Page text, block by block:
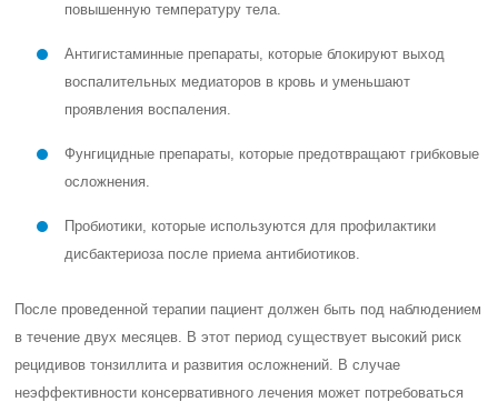
повышенную температуру тела.
Антигистаминные препараты, которые блокируют выход
воспалительных медиаторов в кровь и уменьшают
проявления воспаления.
Фунгицидные препараты, которые предотвращают грибковые
осложнения.
Пробиотики, которые используются для профилактики
дисбактериоза после приема антибиотиков.
После проведенной терапии пациент должен быть под наблюдением
в течение двух месяцев. В этот период существует высокий риск
рецидивов тонзиллита и развития осложнений. В случае
неэффективности консервативного лечения может потребоваться